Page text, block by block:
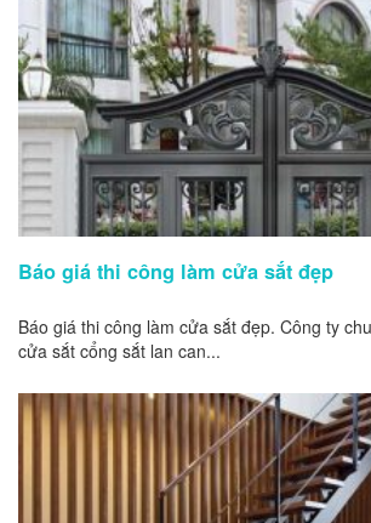
Báo giá thi công làm cửa sắt đẹp
Báo giá thi công làm cửa sắt đẹp. Công ty
cửa sắt cổng sắt lan can...